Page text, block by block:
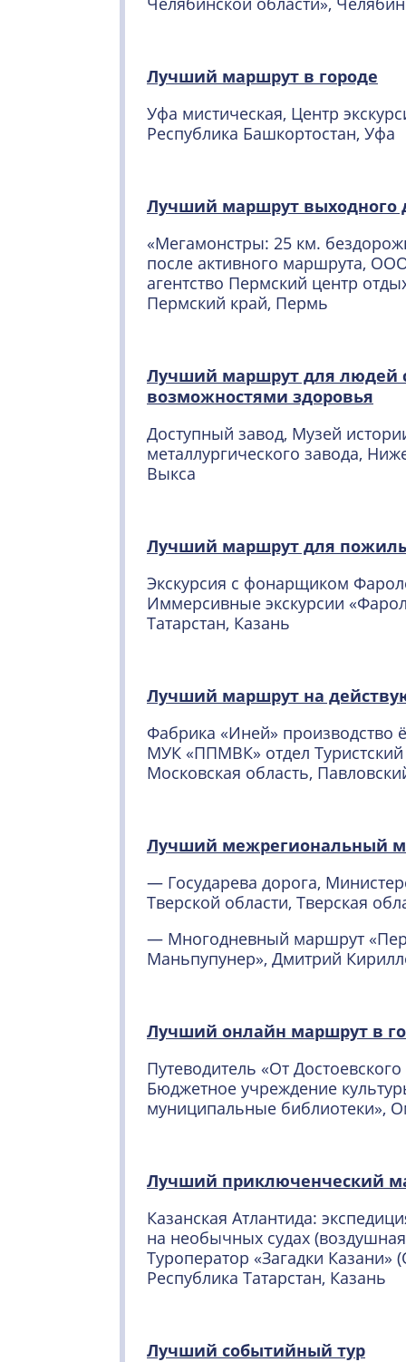
Лучший маршрут в городе
Уфа мистическая, Центр
Республика Башкортостан, Уфа
Лучший маршрут выходного
«Мегамонстры: 25 км.
после активного маршрута,
агентство Пермский центр
Пермский край, Пермь
Лучший маршрут для людей
возможностями здоровья
Доступный завод, Музей
металлургического завода,
Выкса
Лучший маршрут для
Экскурсия с фонарщиком
Иммерсивные экскурсии
Татарстан, Казань
Лучший маршрут на
Фабрика «Иней» производство
МУК «ППМВК» отдел
Московская область,
Лучший межрегиональный
— Государева дорога,
Тверской области, Тверская
— Многодневный маршрут
Маньпупунер», Дмитрий
Лучший онлайн маршрут в
Путеводитель «От
Бюджетное учреждение
муниципальные библиотеки»,
Лучший приключенческий
Казанская Атлантида:
на необычных судах
Туроператор «Загадки Казани»
Республика Татарстан, Казань
Лучший событийный тур